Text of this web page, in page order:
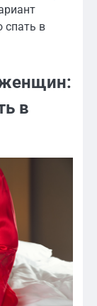
спать в
в